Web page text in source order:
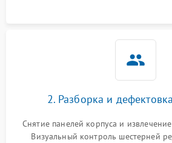
2. Разборка и
Снятие панелей корпуса и
Визуальный контроль шестерней